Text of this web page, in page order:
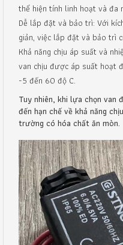
thể hiện tính linh hoạt và đa
Dễ lắp đặt và bảo trì: Với
giản, việc lắp đặt và bảo trì
Khả năng chịu áp suất và
van chịu được áp suất hoạt
-5 đến 60 độ C.
Tuy nhiên, khi lựa chọn van
đến hạn chế về khả năng
trường có hóa chất ăn mòn.